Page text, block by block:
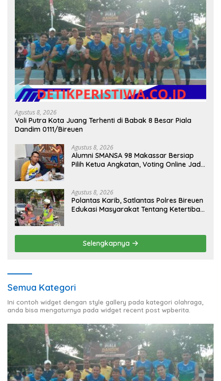
Agustus 8, 2026
Voli Putra Kota Juang Terhenti di Babak 8 Besar Piala
Dandim 0111/Bireuen
Agustus 8, 2026
Alumni SMANSA 98 Makassar Bersiap
Pilih Ketua Angkatan, Voting Online Jadi
Agustus 8, 2026
Polantas Karib, Satlantas Polres Bireuen
Edukasi Masyarakat Tentang Ketertiban
Selengkapnya
Semua Kategori
Ini contoh widget dengan style gallery pada kategori olahraga,
anda bisa mengaturnya pada widget recent post wpberita.